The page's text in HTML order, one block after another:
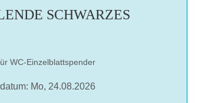
SCHWARZES
WC-Einzelblattspender
Mo, 24.08.2026